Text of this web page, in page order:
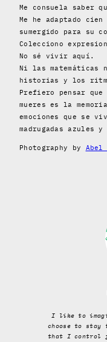
Me consuela saber
Me he adaptado
sumergido para su
Colecciono
No sé vivir aquí.
Ni las
historias y los
Prefiero pensar
mueres es la
emociones que se
madrugadas azules
Photography by Abel
I like to
choose to stay
that I control